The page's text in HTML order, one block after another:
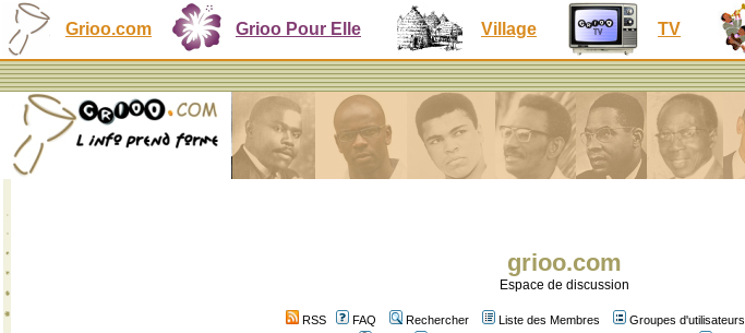
Grioo.com Grioo Pour Elle Village TV
grioo.com
Espace de discussion
RSS FAQ Rechercher Liste des Membres Groupes d'utilisateurs